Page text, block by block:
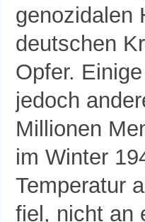
genozidalen
deutschen
Opfer.
jedoch
Millionen
im Winter
Temperatur
fiel, nicht an